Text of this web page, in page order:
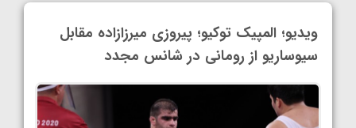
ویدیو؛ المپیک توکیو؛ پیروزی میرزازاده مقابل
سیوساریو از رومانی در شانس مجدد